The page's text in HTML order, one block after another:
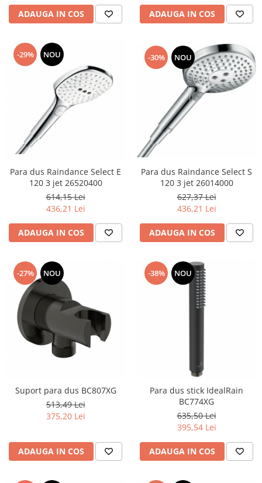
ADAUGA IN COS ADAUGA IN COS
-29% NOU
Para dus Raindance Select E
120 3 jet 26520400
614,15 Lei
436,21 Lei
ADAUGA IN COS
-30% NOU
Para dus Raindance Select S
120 3 jet 26014000
627,37 Lei
436,21 Lei
ADAUGA IN COS
-27% NOU
Suport para dus BC807XG
513,49 Lei
375,20 Lei
ADAUGA IN COS
-38% NOU
Para dus stick IdealRain
BC774XG
635,50 Lei
395,54 Lei
ADAUGA IN COS